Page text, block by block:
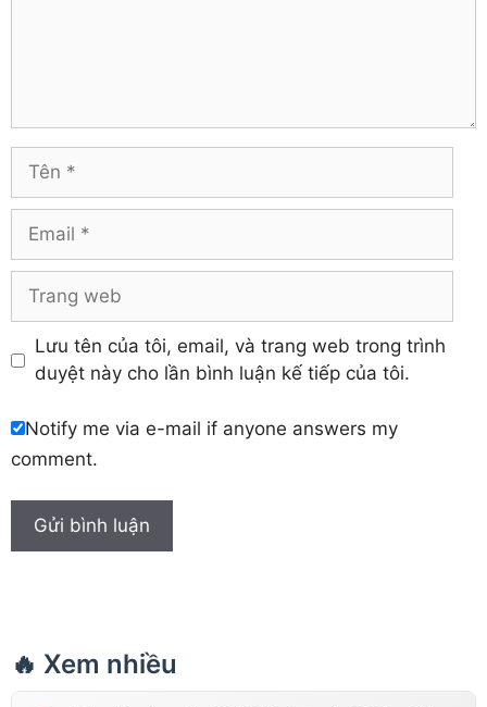
Hòa Bình
Hậu Giang
Hưng Yên
Khánh Hòa
Vĩnh Phúc
Tên
Email
Trang
Lưu tên của tôi, email, và trang web trong trình
duyệt này cho lần bình luận kế tiếp của tôi.
Notify me via e-mail if anyone answers my
comment.
🔥 Xem nhiều